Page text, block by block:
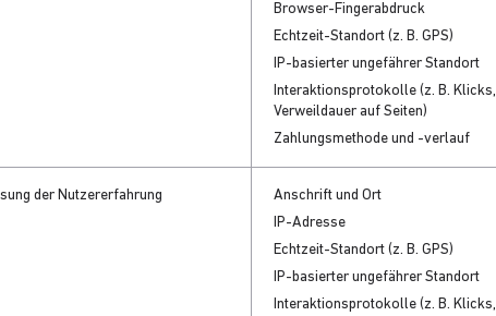
Browser-Fingerabdruck
Echtzeit-Standort (z. B. GPS)
IP-basierter ungefährer Standort
Interaktionsprotokolle (z. B. Klicks,
Verweildauer auf Seiten)
Zahlungsmethode und -verlauf
der Nutzererfahrung
Anschrift und Ort
IP-Adresse
Echtzeit-Standort (z. B. GPS)
IP-basierter ungefährer Standort
Interaktionsprotokolle (z. B. Klicks,